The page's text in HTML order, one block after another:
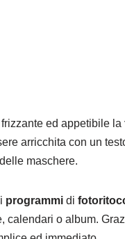
ed appetibile la
arricchita con un
maschere.
programmi di
calendari o album.